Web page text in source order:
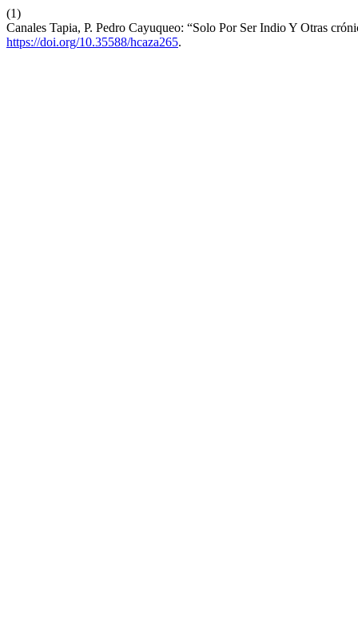
(1)
Canales Tapia, P. Pedro Cayuqueo: “Solo Por Ser Indio Y Otras
https://doi.org/10.35588/hcaza265.